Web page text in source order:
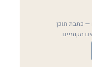
— כתבת תוכן
מקומיים.